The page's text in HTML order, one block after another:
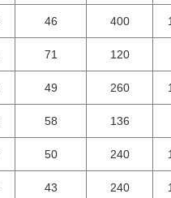
46 400
71 120
49 260
58 136
50 240
43 240